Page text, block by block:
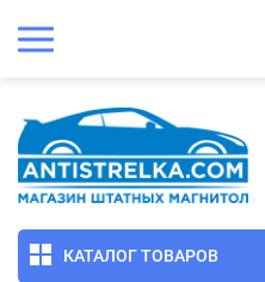
КАТАЛОГ ТОВАРОВ